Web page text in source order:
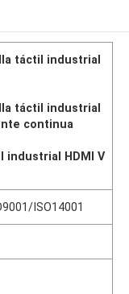
táctil industrial
táctil industrial
continua
industrial HDMI V
ISO14001